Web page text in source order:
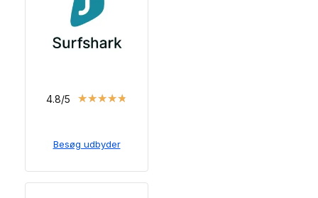
4.8/5 ★★★★★
Besøg udbyder